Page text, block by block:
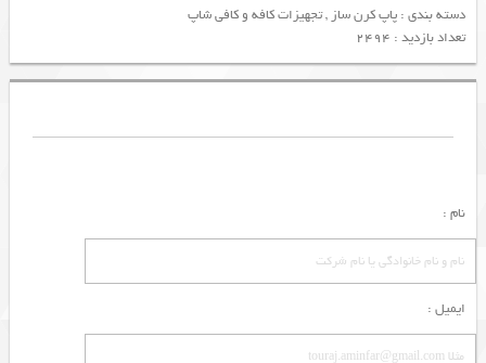
دسته بندی : پاپ کرن ساز,تجهیزات کافه و کافی شاپ
تعداد بازدید : 2494
نام :
ایمیل :